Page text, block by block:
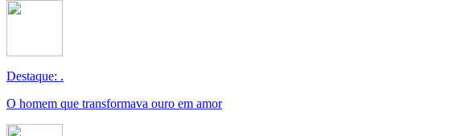
Destaque: .
O homem que transformava ouro em amor